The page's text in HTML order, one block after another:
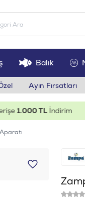
Balık
Ayın Fırsatları
1.000 TLİndirim